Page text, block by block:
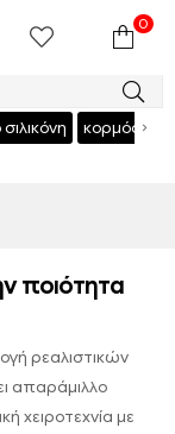
κορμός›
0
ποιότητα
ρεαλιστικών
απαράμιλλο
χειροτεχνία με